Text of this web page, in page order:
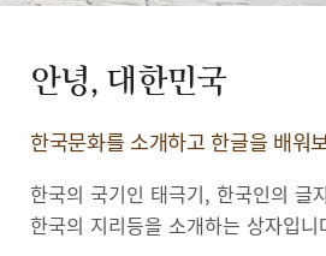
안녕, 대한민국
한국문화를 소개하고 한글을 배워
한국의 국기인 태극기, 한국인의 글
한국의 지리등을 소개하는 상자입니